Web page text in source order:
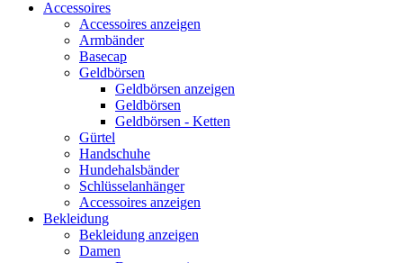
Accessoires
Accessoires anzeigen
Armbänder
Basecap
Geldbörsen
Geldbörsen anzeigen
Geldbörsen
Geldbörsen - Ketten
Gürtel
Handschuhe
Hundehalsbänder
Schlüsselanhänger
Accessoires anzeigen
Bekleidung
Bekleidung anzeigen
Damen